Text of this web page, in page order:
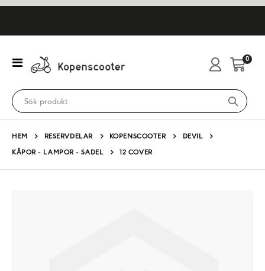
Växla
Nav
Cart
0
HEM RESERVDELAR KOPENSCOOTER
DEVIL
KÅPOR - LAMPOR - SADEL
12 COVER